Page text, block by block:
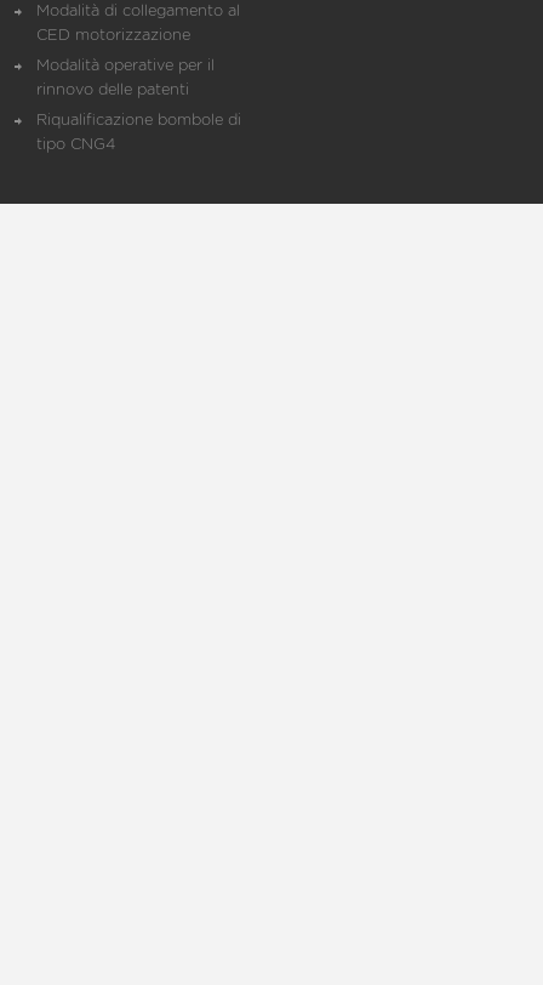
Modalità di collegamento al
CED motorizzazione
Modalità operative per il
rinnovo delle patenti
Riqualificazione bombole di
tipo CNG4